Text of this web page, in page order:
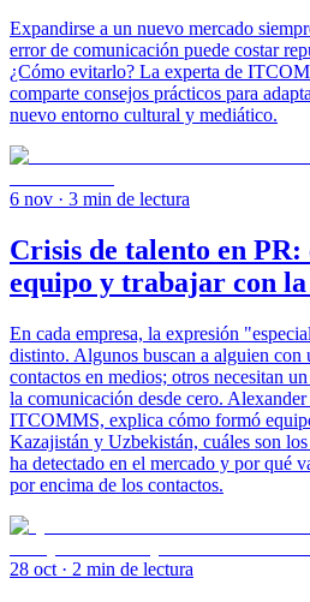
Expandirse a un nuevo mercado
error de comunicación puede costar
¿Cómo evitarlo? La experta de
comparte consejos prácticos para
nuevo entorno cultural y mediático.
6 nov · 3 min de lectura
Crisis de talento en
equipo y trabajar con
En cada empresa, la expresión
distinto. Algunos buscan a alguien con
contactos en medios; otros necesitan
la comunicación desde cero.
ITCOMMS, explica cómo formó
Kazajistán y Uzbekistán, cuáles son
ha detectado en el mercado y por qué
por encima de los contactos.
28 oct · 2 min de lectura